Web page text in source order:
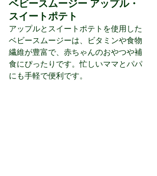
ベビースムージー アップル・
スイートポテト
アップルとスイートポテトを使用した
ベビースムージーは、ビタミンや食物
繊維が豊富で、赤ちゃんのおやつや補
食にぴったりです。忙しいママとパパ
にも手軽で便利です。